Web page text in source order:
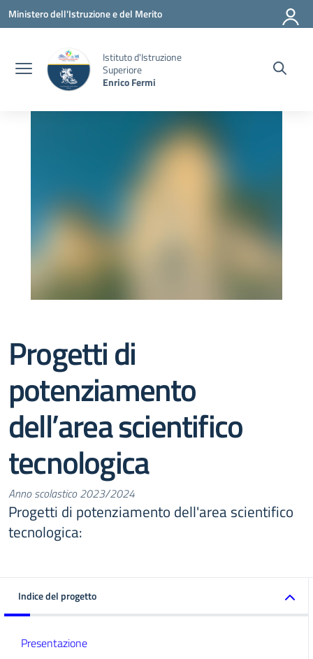
Vai ai contenuti
Vai al menu di navigazione
Vai al footer
Ministero dell'Istruzione e del Merito
Istituto d'Istruzione
Superiore
Enrico Fermi
Progetti di
potenziamento
dell’area scientifico
tecnologica
Anno scolastico 2023/2024
Progetti di potenziamento dell'area scientifico
tecnologica:
Indice del progetto
Presentazione